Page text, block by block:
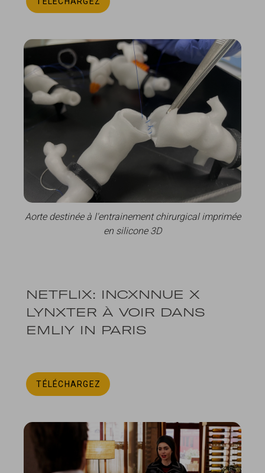
Aorte destinée à l'entrainement chirurgical imprimée
en silicone 3D
NETFLIX: INCXNNUE X
LYNXTER À VOIR DANS
EMLIY IN PARIS
TÉLÉCHARGEZ